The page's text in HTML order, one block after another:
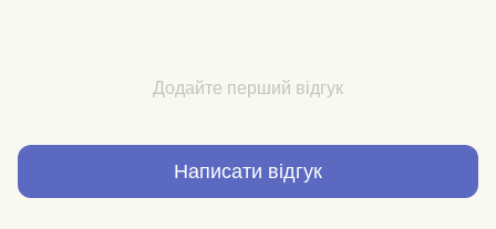
Додайте перший відгук
Написати відгук